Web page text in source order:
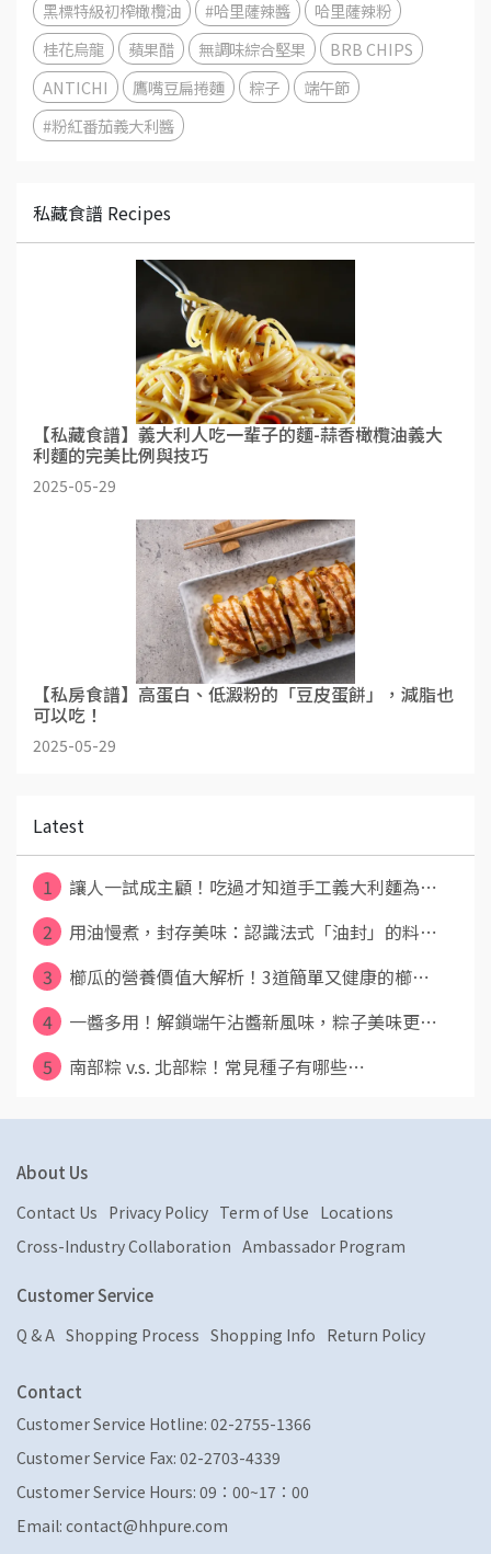
黑標特級初榨橄欖油
#哈里薩辣醬
哈里薩辣粉
桂花烏龍
蘋果醋 無調味綜合堅果
BRB CHIPS
ANTICHI
鷹嘴豆扁捲麵 粽子
端午節
#粉紅番茄義大利醬
私藏食譜 Recipes
【私藏食譜】義大利人吃一輩子的麵-蒜香橄欖油義大
利麵的完美比例與技巧
2025-05-29
【私房食譜】高蛋白、低澱粉的「豆皮蛋餅」，減脂也
可以吃！
2025-05-29
Latest
1
讓人一試成主顧！吃過才知道手工義大利麵為⋯
2
用油慢煮，封存美味：認識法式「油封」的料⋯
3
櫛瓜的營養價值大解析！3道簡單又健康的櫛⋯
4
一醬多用！解鎖端午沾醬新風味，粽子美味更⋯
5
南部粽 v.s. 北部粽！常見種子有哪些⋯
About Us
Contact Us Privacy Policy Term of Use Locations
Cross-Industry Collaboration Ambassador Program
Customer Service
Q & A Shopping Process Shopping Info Return Policy
Contact
Customer Service Hotline: 02-2755-1366
Customer Service Fax: 02-2703-4339
Customer Service Hours: 09：00~17：00
Email: contact@hhpure.com